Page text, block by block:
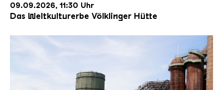
09.09.2026, 11:30 Uhr
Das Weltkulturerbe Völklinger Hütte